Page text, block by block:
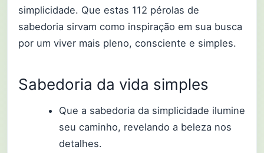
simplicidade. Que estas 112 pérolas de
sabedoria sirvam como inspiração em sua busca
por um viver mais pleno, consciente e simples.
Sabedoria da vida simples
Que a sabedoria da simplicidade ilumine
seu caminho, revelando a beleza nos
detalhes.